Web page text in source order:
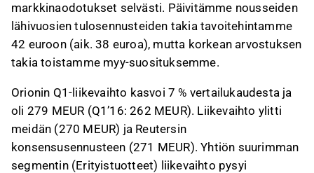
markkinaodotukset selvästi. Päivitämme nousseiden
lähivuosien tulosennusteiden takia tavoitehintamme
42 euroon (aik. 38 euroa), mutta korkean arvostuksen
takia toistamme myy-suosituksemme.
Orionin Q1-liikevaihto kasvoi 7 % vertailukaudesta ja
oli 279 MEUR (Q1’16: 262 MEUR). Liikevaihto ylitti
meidän (270 MEUR) ja Reutersin
konsensusennusteen (271 MEUR). Yhtiön suurimman
segmentin (Erityistuotteet) liikevaihto pysyi